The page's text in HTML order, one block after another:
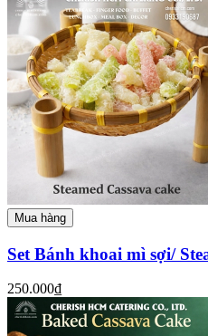
Mua hàng
Set Bánh khoai mì sợi/
250.000₫